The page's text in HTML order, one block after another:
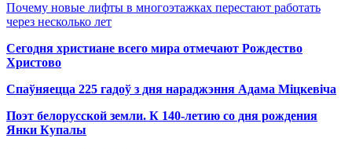
Почему новые лифты в многоэтажках перестают работать
через несколько лет
Сегодня христиане всего мира отмечают Рождество
Христово
Спаўняецца 225 гадоў з дня нараджэння Адама Міцкевіча
Поэт белорусской земли. К 140-летию со дня рождения
Янки Купалы